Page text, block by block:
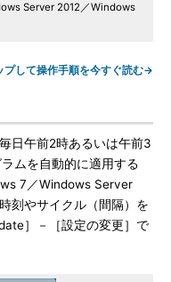
Server 2012／Windows
プして操作手順を今すぐ読む→
日午前2時あるいは午前3
ムを自動的に適用する
7／Windows Server
刻やサイクル（間隔）を
］－［設定の変更］で